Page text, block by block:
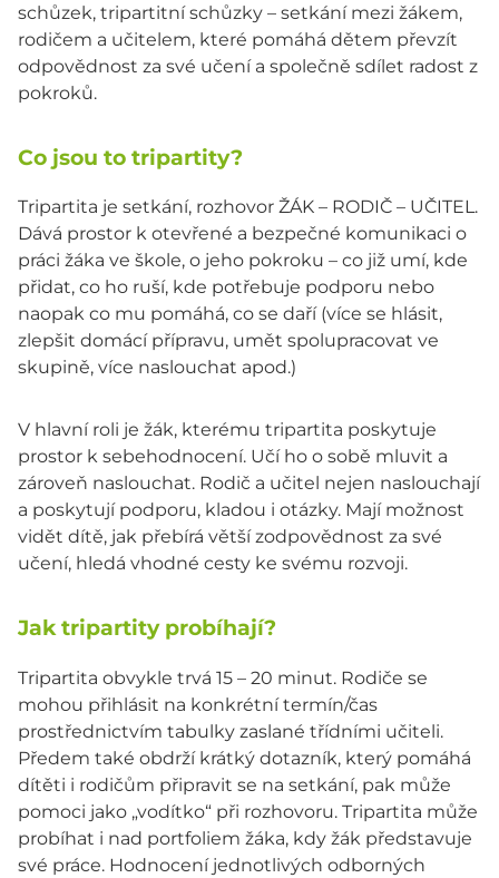
schůzek, tripartitní schůzky – setkání mezi žákem,
rodičem a učitelem, které pomáhá dětem převzít
odpovědnost za své učení a společně sdílet radost z
pokroků.
Co jsou to tripartity?
Tripartita je setkání, rozhovor ŽÁK – RODIČ – UČITEL.
Dává prostor k otevřené a bezpečné komunikaci o
práci žáka ve škole, o jeho pokroku – co již umí, kde
přidat, co ho ruší, kde potřebuje podporu nebo
naopak co mu pomáhá, co se daří (více se hlásit,
zlepšit domácí přípravu, umět spolupracovat ve
skupině, více naslouchat apod.)
V hlavní roli je žák, kterému tripartita poskytuje
prostor k sebehodnocení. Učí ho o sobě mluvit a
zároveň naslouchat. Rodič a učitel nejen naslouchají
a poskytují podporu, kladou i otázky. Mají možnost
vidět dítě, jak přebírá větší zodpovědnost za své
učení, hledá vhodné cesty ke svému rozvoji.
Jak tripartity probíhají?
Tripartita obvykle trvá 15 – 20 minut. Rodiče se
mohou přihlásit na konkrétní termín/čas
prostřednictvím tabulky zaslané třídními učiteli.
Předem také obdrží krátký dotazník, který pomáhá
dítěti i rodičům připravit se na setkání, pak může
pomoci jako „vodítko“ při rozhovoru. Tripartita může
probíhat i nad portfoliem žáka, kdy žák představuje
své práce. Hodnocení jednotlivých odborných